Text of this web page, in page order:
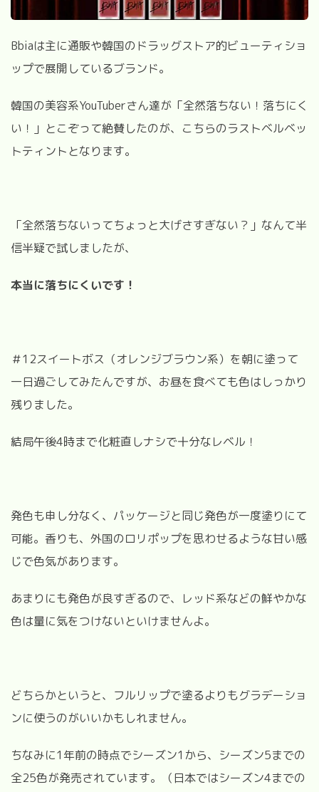
Bbiaは主に通販や韓国のドラッグストア的ビューティショ
ップで展開しているブランド。
韓国の美容系YouTuberさん達が「全然落ちない！落ちにく
い！」とこぞって絶賛したのが、こちらのラストベルベッ
トティントとなります。
「全然落ちないってちょっと大げさすぎない？」なんて半
信半疑で試しましたが、
本当に落ちにくいです！
＃12スイートボス（オレンジブラウン系）を朝に塗って
一日過ごしてみたんですが、お昼を食べても色はしっかり
残りました。
結局午後4時まで化粧直しナシで十分なレベル！
発色も申し分なく、パッケージと同じ発色が一度塗りにて
可能。香りも、外国のロリポップを思わせるような甘い感
じで色気があります。
あまりにも発色が良すぎるので、レッド系などの鮮やかな
色は量に気をつけないといけませんよ。
どちらかというと、フルリップで塗るよりもグラデーショ
ンに使うのがいいかもしれません。
ちなみに1年前の時点でシーズン1から、シーズン5までの
全25色が発売されています。（日本ではシーズン4までの